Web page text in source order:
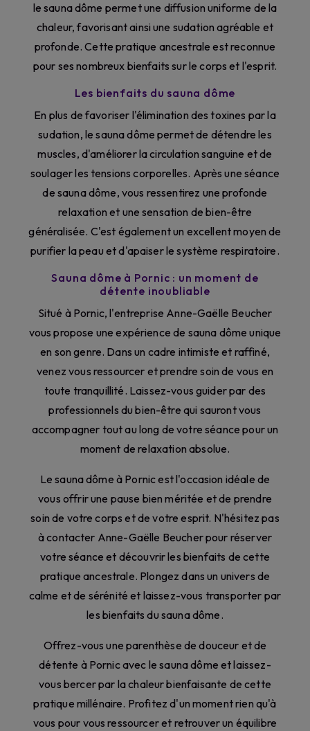
le sauna dôme permet une diffusion uniforme de la
chaleur, favorisant ainsi une sudation agréable et
profonde. Cette pratique ancestrale est reconnue
pour ses nombreux bienfaits sur le corps et l'esprit.
Les bienfaits du sauna dôme
En plus de favoriser l'élimination des toxines par la
sudation, le sauna dôme permet de détendre les
muscles, d'améliorer la circulation sanguine et de
soulager les tensions corporelles. Après une séance
de sauna dôme, vous ressentirez une profonde
relaxation et une sensation de bien-être
généralisée. C'est également un excellent moyen de
purifier la peau et d'apaiser le système respiratoire.
Sauna dôme à Pornic : un moment de
détente inoubliable
Situé à Pornic, l'entreprise Anne-Gaëlle Beucher
vous propose une expérience de sauna dôme unique
en son genre. Dans un cadre intimiste et raffiné,
venez vous ressourcer et prendre soin de vous en
toute tranquillité. Laissez-vous guider par des
professionnels du bien-être qui sauront vous
accompagner tout au long de votre séance pour un
moment de relaxation absolue.
Le sauna dôme à Pornic est l'occasion idéale de
vous offrir une pause bien méritée et de prendre
soin de votre corps et de votre esprit. N'hésitez pas
à contacter Anne-Gaëlle Beucher pour réserver
votre séance et découvrir les bienfaits de cette
pratique ancestrale. Plongez dans un univers de
calme et de sérénité et laissez-vous transporter par
les bienfaits du sauna dôme.
Offrez-vous une parenthèse de douceur et de
détente à Pornic avec le sauna dôme et laissez-
vous bercer par la chaleur bienfaisante de cette
pratique millénaire. Profitez d'un moment rien qu'à
vous pour vous ressourcer et retrouver un équilibre